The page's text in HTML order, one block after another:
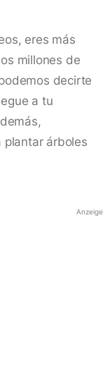
eres más
millones de
decirte
a tu
plantar árboles
Anzeige